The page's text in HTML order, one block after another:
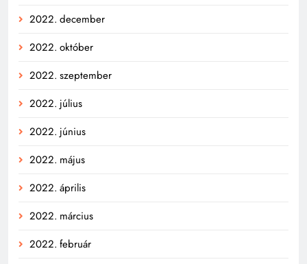
2022. december
2022. október
2022. szeptember
2022. július
2022. június
2022. május
2022. április
2022. március
2022. február